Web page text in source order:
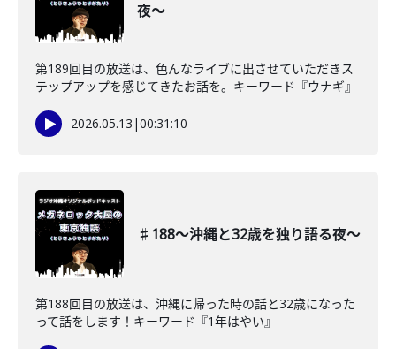
夜〜
第189回目の放送は、色んなライブに出させていただきス
テップアップを感じてきたお話を。キーワード『ウナギ』
2026.05.13 |00:31:10
♯188〜沖縄と32歳を独り語る夜〜
第188回目の放送は、沖縄に帰った時の話と32歳になった
って話をします！キーワード『1年はやい』